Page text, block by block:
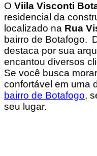
O Viila Visconti
residencial da
localizado na Rua
bairro de Botafogo.
destaca por sua
encantou diversos
Se você busca
confortável em uma
bairro de Botafogo,
seu lugar.